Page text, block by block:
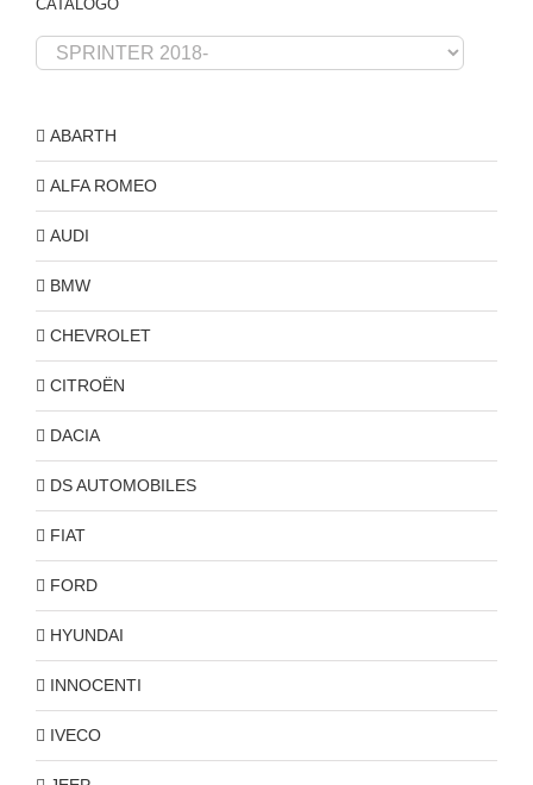
CATALOGO
ABARTH
ALFA ROMEO
AUDI
BMW
CHEVROLET
CITROËN
DACIA
DS AUTOMOBILES
FIAT
FORD
HYUNDAI
INNOCENTI
IVECO